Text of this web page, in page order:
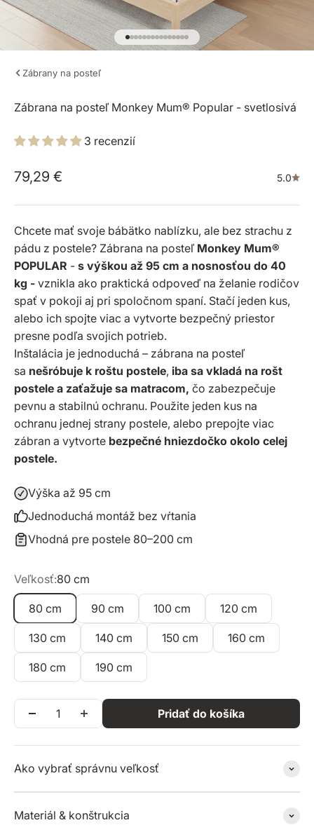
Prejsť na položku 1
Prejsť na položku 2
Prejsť na položku 3
Prejsť na položku 4
Prejsť na položku 5
Prejsť na položku 6
Prejsť na položku 7
Prejsť na položku 8
Prejsť na položku 9
Prejsť na položku 10
Prejsť na položku 11
Prejsť na položku 12
Prejsť na položku 13
Prejsť na položku 14
Prejsť na položku 15
Zábrany na posteľ
Zábrana na posteľ Monkey Mum® Popular - svetlosivá
3 recenzií
Predajná cena
79,29 € 5.0
Chcete mať svoje bábätko nablízku, ale bez strachu z
pádu z postele? Zábrana na posteľ Monkey Mum®
POPULAR - s výškou až 95 cm a nosnosťou do 40
kg - vznikla ako praktická odpoveď na želanie rodičov
spať v pokoji aj pri spoločnom spaní. Stačí jeden kus,
alebo ich spojte viac a vytvorte bezpečný priestor
presne podľa svojich potrieb.
Inštalácia je jednoduchá – zábrana na posteľ
sa nešróbuje k roštu postele, iba sa vkladá na rošt
postele a zaťažuje sa matracom, čo zabezpečuje
pevnu a stabilnú ochranu. Použite jeden kus na
ochranu jednej strany postele, alebo prepojte viac
zábran a vytvorte bezpečné hniezdočko okolo celej
postele.
Výška až 95 cm
Jednoduchá montáž bez vŕtania
Vhodná pre postele 80–200 cm
Veľkosť:80 cm
80 cm 90 cm 100 cm 120 cm
130 cm 140 cm 150 cm 160 cm
180 cm 190 cm
Pridať do košíka
Ako vybrať správnu veľkosť
Materiál & konštrukcia